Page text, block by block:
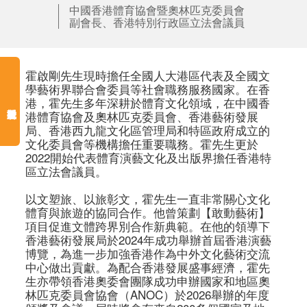
中國香港體育協會暨奧林匹克委員會
副會長、香港特別行政區立法會議員
霍啟剛先生現時擔任全國人大港區代表及全國文
學藝術界聯合會委員等社會職務服務國家。在香
港，霍先生多年深耕於體育文化領域，在中國香
港體育協會及奧林匹克委員會、香港藝術發展
局、香港西九龍文化區管理局和特區政府成立的
文化委員會等機構擔任重要職務。霍先生更於
2022開始代表體育演藝文化及出版界擔任香港特
區立法會議員。
以文塑旅、以旅彰文，霍先生一直非常關心文化
體育與旅遊的協同合作。他曾策劃【敢動藝術】
項目促進文體跨界別合作新典範。在他的領導下
香港藝術發展局於2024年成功舉辦首屆香港演藝
博覽，為進一步加強香港作為中外文化藝術交流
中心做出貢獻。為配合香港發展盛事經濟，霍先
生亦帶領香港奧委會團隊成功申辦國家和地區奧
林匹克委員會協會（ANOC）於2026舉辦的年度